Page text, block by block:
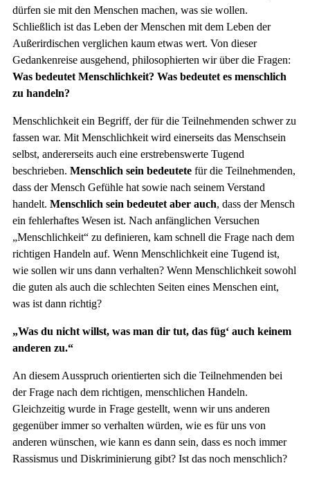
dürfen sie mit den Menschen machen, was sie wollen.
Schließlich ist das Leben der Menschen mit dem Leben der
Außerirdischen verglichen kaum etwas wert. Von dieser
Gedankenreise ausgehend, philosophierten wir über die Fragen:
Was bedeutet Menschlichkeit? Was bedeutet es menschlich
zu handeln?
Menschlichkeit ein Begriff, der für die Teilnehmenden schwer zu
fassen war. Mit Menschlichkeit wird einerseits das Menschsein
selbst, andererseits auch eine erstrebenswerte Tugend
beschrieben. Menschlich sein bedeutete für die Teilnehmenden,
dass der Mensch Gefühle hat sowie nach seinem Verstand
handelt. Menschlich sein bedeutet aber auch, dass der Mensch
ein fehlerhaftes Wesen ist. Nach anfänglichen Versuchen
„Menschlichkeit“ zu definieren, kam schnell die Frage nach dem
richtigen Handeln auf. Wenn Menschlichkeit eine Tugend ist,
wie sollen wir uns dann verhalten? Wenn Menschlichkeit sowohl
die guten als auch die schlechten Seiten eines Menschen eint,
was ist dann richtig?
„Was du nicht willst, was man dir tut, das füg‘ auch keinem
anderen zu.“
An diesem Ausspruch orientierten sich die Teilnehmenden bei
der Frage nach dem richtigen, menschlichen Handeln.
Gleichzeitig wurde in Frage gestellt, wenn wir uns anderen
gegenüber immer so verhalten würden, wie es für uns von
anderen wünschen, wie kann es dann sein, dass es noch immer
Rassismus und Diskriminierung gibt? Ist das noch menschlich?